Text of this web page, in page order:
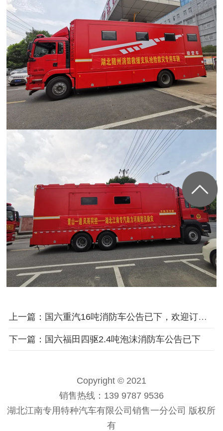
上一篇：国六重汽16吨消防车公告已下，欢迎订购！
下一篇：国六福田四驱2.4吨泡沫消防车公告已下
Copyright © 2021
销售热线：139 9787 9536
湖北江南专用特种汽车有限公司销售一分公司 版权所
有